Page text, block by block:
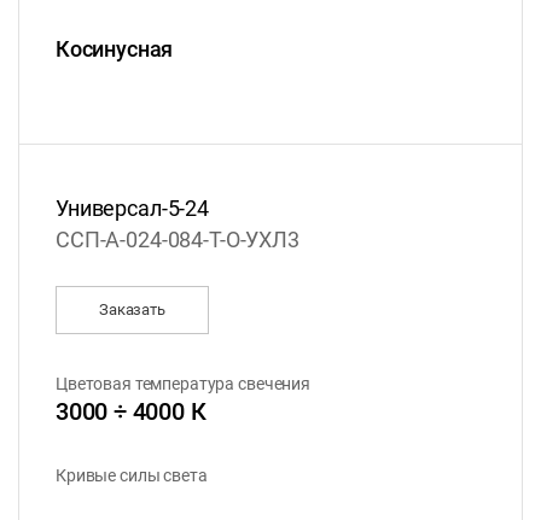
Косинусная
Универсал-5-24
ССП-А-024-084-Т-О-УХЛ3
Заказать
Цветовая температура свечения
3000 ÷ 4000 К
Кривые силы света